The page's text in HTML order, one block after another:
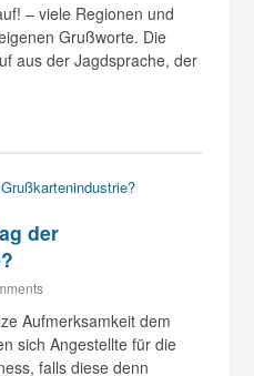
– viele Regionen und
Grußworte. Die
aus der Jagdsprache, der
der
Aufmerksamkeit dem
sich Angestellte für die
falls diese denn